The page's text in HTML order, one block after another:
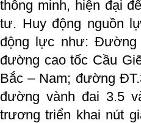
thông minh, hiện đại
tư. Huy động nguồn
động lực như:
đường cao tốc Cầu
Bắc – Nam; đường
đường vành đai 3.5
trương triển khai nút